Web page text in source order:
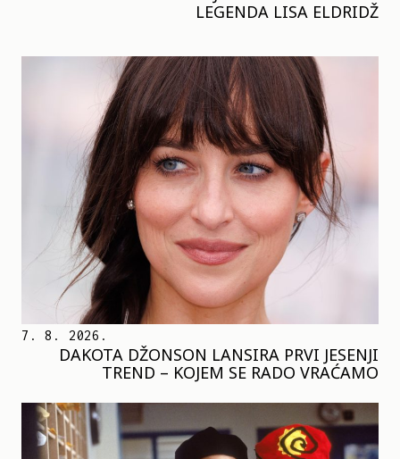
LEGENDA LISA ELDRIDŽ
7. 8. 2026.
DAKOTA DŽONSON LANSIRA PRVI JESENJI
TREND – KOJEM SE RADO VRAĆAMO